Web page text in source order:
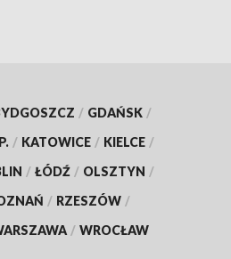
/ GDAŃSK /
/ KATOWICE / KIELCE /
/ ŁÓDŹ / OLSZTYN /
/ RZESZÓW /
/ WROCŁAW